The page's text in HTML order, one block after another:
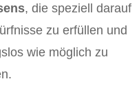
, die speziell darauf
zu erfüllen und
wie möglich zu